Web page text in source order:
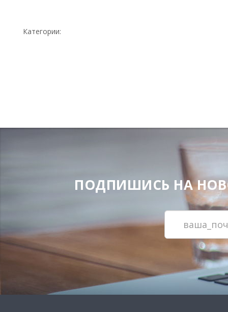
Категории:
ПОДПИШИСЬ НА